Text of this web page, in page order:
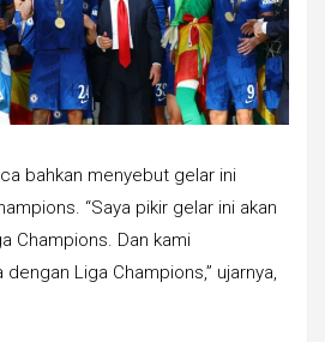
bahkan menyebut gelar ini
“Saya pikir gelar ini akan
Champions. Dan kami
Liga Champions,” ujarnya,